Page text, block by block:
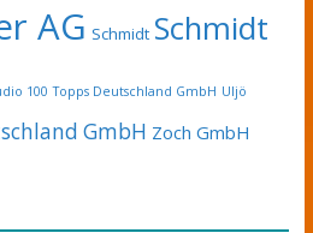
AG Schmidt Schmidt
100 Topps Deutschland GmbH Uljö
GmbH Zoch GmbH